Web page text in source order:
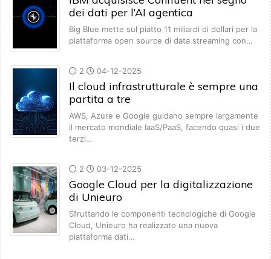
dei dati per l’AI agentica
Big Blue mette sul piatto 11 miliardi di dollari per la
piattaforma open source di data streaming con…
2 04-12-2025
Il cloud infrastrutturale è sempre una
partita a tre
AWS, Azure e Google guidano sempre largamente
il mercato mondiale IaaS/PaaS, facendo quasi i due
terzi…
2 03-12-2025
Google Cloud per la digitalizzazione
di Unieuro
Sfruttando le componenti tecnologiche di Google
Cloud, Unieuro ha realizzato una nuova
piattaforma dati…